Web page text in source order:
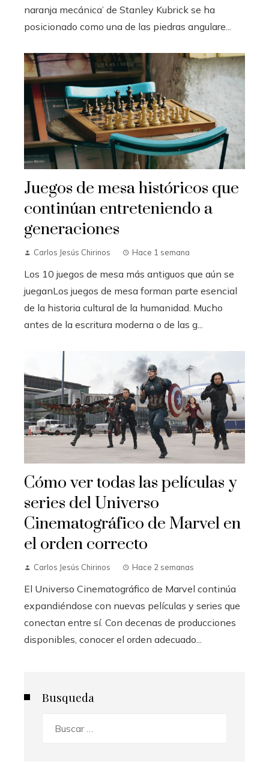
naranja mecánica’ de Stanley Kubrick se ha
posicionado como una de las piedras angulare...
Juegos de mesa históricos que
continúan entreteniendo a
generaciones
Carlos Jesús Chirinos Hace 1 semana
Los 10 juegos de mesa más antiguos que aún se
jueganLos juegos de mesa forman parte esencial
de la historia cultural de la humanidad. Mucho
antes de la escritura moderna o de las g...
Cómo ver todas las películas y
series del Universo
Cinematográfico de Marvel en
el orden correcto
Carlos Jesús Chirinos Hace 2 semanas
El Universo Cinematográfico de Marvel continúa
expandiéndose con nuevas películas y series que
conectan entre sí. Con decenas de producciones
disponibles, conocer el orden adecuado...
Busqueda